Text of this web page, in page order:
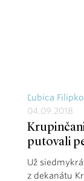
Ľubica
04.09.2018
putovali
Už
z dekanátu